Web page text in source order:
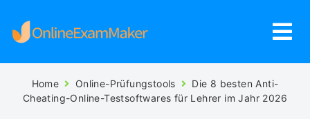
Home Online-Prüfungstools
Die 8 besten Anti-
Cheating-Online-Testsoftwares für Lehrer im Jahr 2026